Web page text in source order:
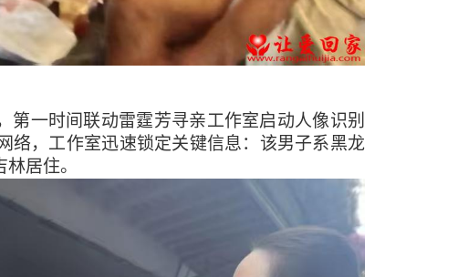
一时间联动雷霆芳寻亲工作室启动人像识别
络，工作室迅速锁定关键信息：该男子系黑龙
居住。